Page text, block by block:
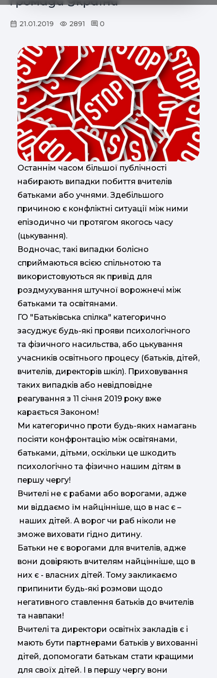
21.01.2019 2891 0
Останнім часом більшої публічності
набирають випадки побиття вчителів
батьками або учнями. Здебільшого
причиною є конфліктні ситуації між ними
епізодично чи протягом якогось часу
(цькування).
Водночас, такі випадки болісно
сприймаються всією спільнотою та
використовуються як привід для
роздмухування штучної ворожнечі між
батьками та освітянами.
ГО "Батьківська спілка" категорично
засуджує будь-які прояви психологічного
та фізичного насильства, або цькування
учасників освітнього процесу (батьків, дітей,
вчителів, директорів шкіл). Приховування
таких випадків або невідповідне
реагування з 11 січня 2019 року вже
карається Законом!
Ми категорично проти будь-яких намагань
посіяти конфронтацію між освітянами,
батьками, дітьми, оскільки це шкодить
психологічно та фізично нашим дітям в
першу чергу!
Вчителі не є рабами або ворогами, адже
ми віддаємо їм найцінніше, що в нас є –
наших дітей. А ворог чи раб ніколи не
зможе виховати гідно дитину.
Батьки не є ворогами для вчителів, адже
вони довіряють вчителям найцінніше, що в
них є - власних дітей. Тому закликаємо
припинити будь-які розмови щодо
негативного ставлення батьків до вчителів
та навпаки!
Вчителі та директори освітніх закладів є і
мають бути партнерами батьків у вихованні
дітей, допомогати батькам стати кращими
для своїх дітей. І в першу чергу вони